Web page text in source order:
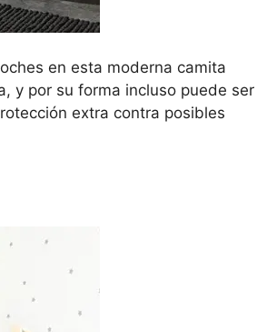
en esta moderna camita
y por su forma incluso puede ser
extra contra posibles